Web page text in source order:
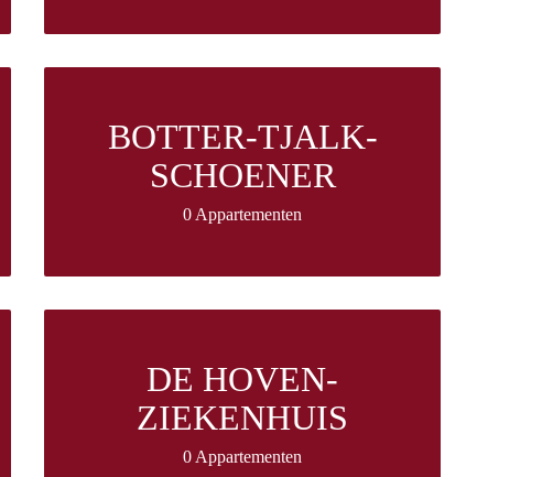
BOTTER-TJALK-
SCHOENER
0 Appartementen
DE HOVEN-
ZIEKENHUIS
0 Appartementen